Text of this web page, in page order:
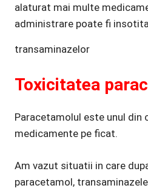
alaturat mai multe
administrare poate fi
transaminazelor
Toxicitatea
Paracetamolul este unul din
medicamente pe ficat.
Am vazut situatii in care
paracetamol,